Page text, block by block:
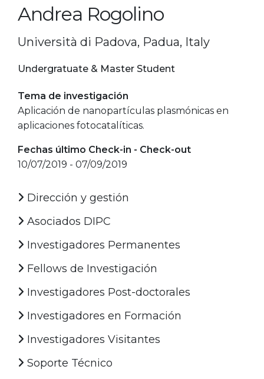
Andrea Rogolino
Università di Padova, Padua, Italy
Undergratuate & Master Student
Tema de investigación
Aplicación de nanopartículas plasmónicas en
aplicaciones fotocatalíticas.
Fechas último Check-in - Check-out
10/07/2019 - 07/09/2019
Dirección y gestión
Asociados DIPC
Investigadores Permanentes
Fellows de Investigación
Investigadores Post-doctorales
Investigadores en Formación
Investigadores Visitantes
Soporte Técnico